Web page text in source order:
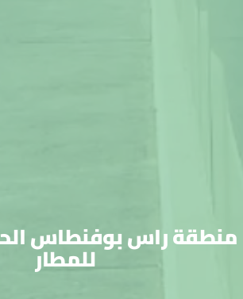
منطقة راس بوفنطاس
للمطار